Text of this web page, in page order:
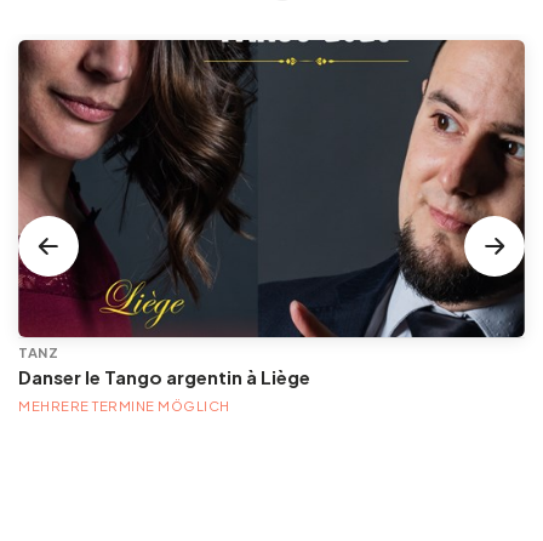
TANZ
Danser le Tango argentin à Liège
MEHRERE TERMINE MÖGLICH